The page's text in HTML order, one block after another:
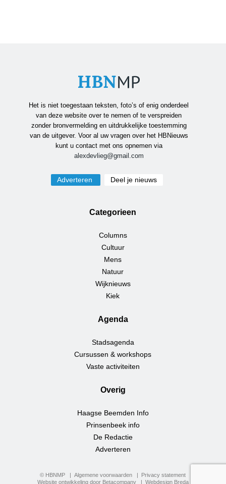
Het is niet toegestaan teksten, foto’s of enig onderdeel
van deze website over te nemen of te verspreiden
zonder bronvermelding en uitdrukkelijke toestemming
van de uitgever. Voor al uw vragen over het HBNieuws
kunt u contact met ons opnemen via
alexdevlieg@gmail.com
Adverteren Deel je nieuws
Categorieen
Columns
Cultuur
Mens
Natuur
Wijknieuws
Kiek
Agenda
Stadsagenda
Cursussen & workshops
Vaste activiteiten
Overig
Haagse Beemden Info
Prinsenbeek info
De Redactie
Adverteren
© HBNMP Algemene voorwaarden
Privacy statement
Website ontwikkeling door Betacompany
Webdesign Breda